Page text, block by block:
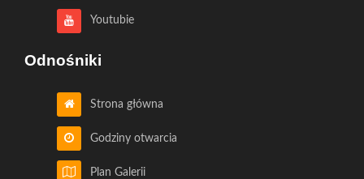
Youtubie
Odnośniki
Strona główna
Godziny otwarcia
Plan Galerii